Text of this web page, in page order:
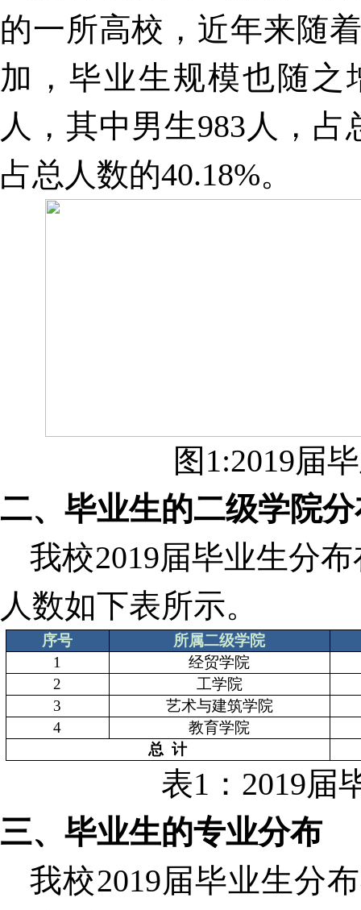
的一所高校，近年来随
加，毕业生规模也随之
人，其中男生983人，占
占总人数的40.18%。
图 1:2019届
二、毕业生的二级学院
我校2019届毕业生分
人数如下表所示。
序号
所属二级学院
1
经贸学院
2
工学院
3
艺术与建筑学院
4
教育学院
总 计
表1 ： 2019届
三、毕业生的专业分布
我校2019届毕业生分